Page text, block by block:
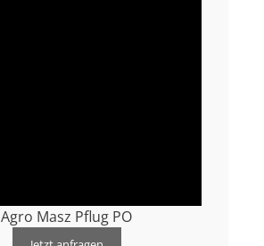
Agro Masz Pflug PO